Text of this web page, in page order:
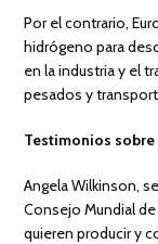
Por el contrario,
hidrógeno para
en la industria y el
pesados y
Testimonios
Angela Wilkinson,
Consejo Mundial
quieren producir y